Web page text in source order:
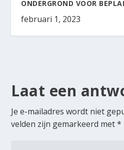
ONDERGROND VOOR
februari 1, 2023
Laat een
Je e-mailadres wordt niet
velden zijn gemarkeerd met*